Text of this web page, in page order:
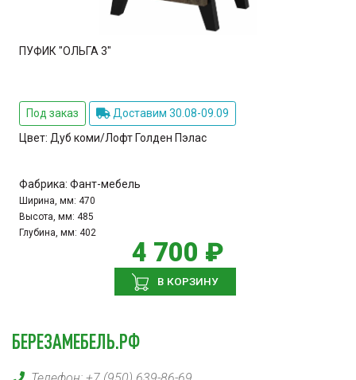
ПУФИК "ОЛЬГА 3"
Под заказ
Доставим 30.08-09.09
Цвет: Дуб коми/Лофт Голден Пэлас
Фабрика: Фант-мебель
Ширина, мм: 470
Высота, мм: 485
Глубина, мм: 402
4 700 ₽
В КОРЗИНУ
БЕРЕЗАМЕБЕЛЬ.РФ